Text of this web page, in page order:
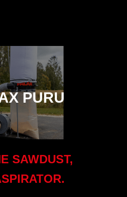
PURU
SAWDUST,